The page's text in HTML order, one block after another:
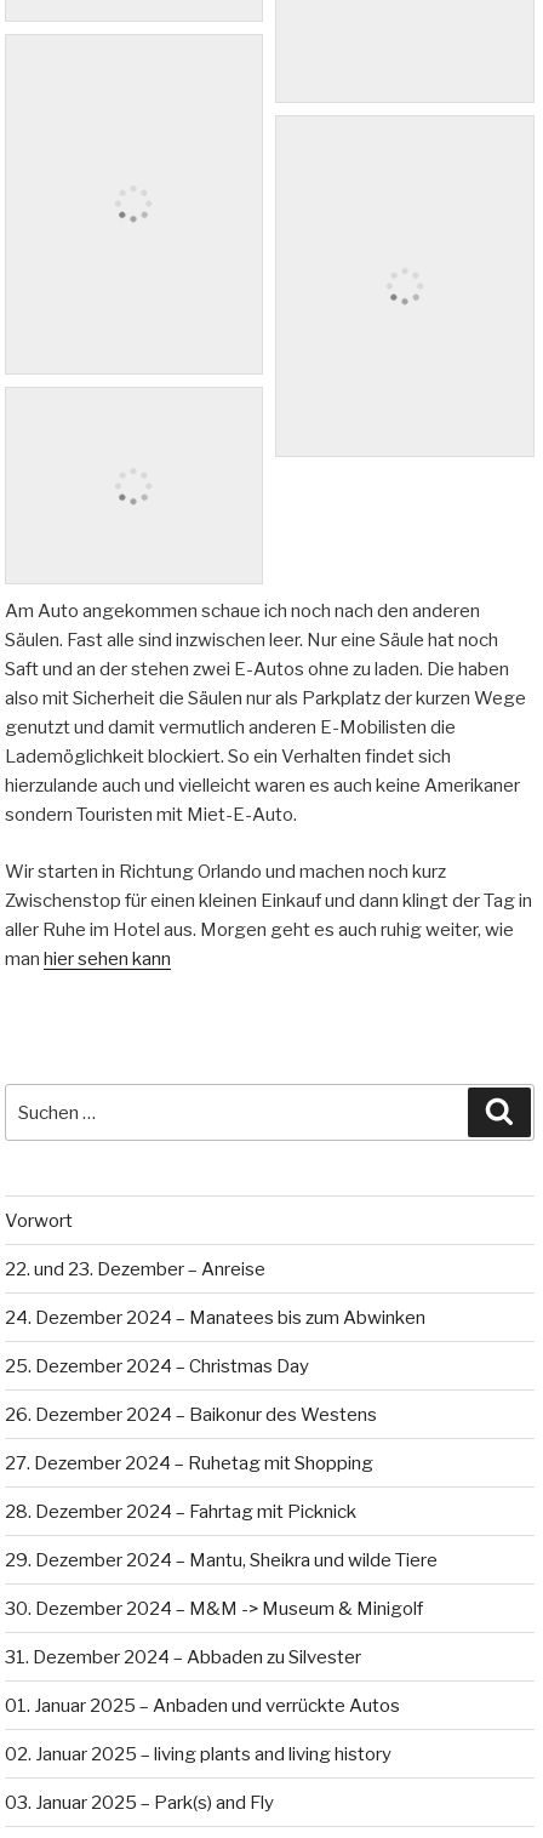
Am Auto angekommen schaue ich noch nach den anderen
Säulen. Fast alle sind inzwischen leer. Nur eine Säule hat noch
Saft und an der stehen zwei E-Autos ohne zu laden. Die haben
also mit Sicherheit die Säulen nur als Parkplatz der kurzen Wege
genutzt und damit vermutlich anderen E-Mobilisten die
Lademöglichkeit blockiert. So ein Verhalten findet sich
hierzulande auch und vielleicht waren es auch keine Amerikaner
sondern Touristen mit Miet-E-Auto.
Wir starten in Richtung Orlando und machen noch kurz
Zwischenstop für einen kleinen Einkauf und dann klingt der Tag in
aller Ruhe im Hotel aus. Morgen geht es auch ruhig weiter, wie
man hier sehen kann
nach:
Vorwort
22. und 23. Dezember – Anreise
24. Dezember 2024 – Manatees bis zum Abwinken
25. Dezember 2024 – Christmas Day
26. Dezember 2024 – Baikonur des Westens
27. Dezember 2024 – Ruhetag mit Shopping
28. Dezember 2024 – Fahrtag mit Picknick
29. Dezember 2024 – Mantu, Sheikra und wilde Tiere
30. Dezember 2024 – M&M -> Museum & Minigolf
31. Dezember 2024 – Abbaden zu Silvester
01. Januar 2025 – Anbaden und verrückte Autos
02. Januar 2025 – living plants and living history
03. Januar 2025 – Park(s) and Fly